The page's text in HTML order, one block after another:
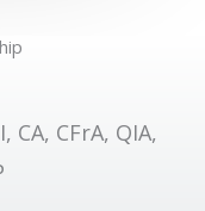
CA, CFrA, QIA,